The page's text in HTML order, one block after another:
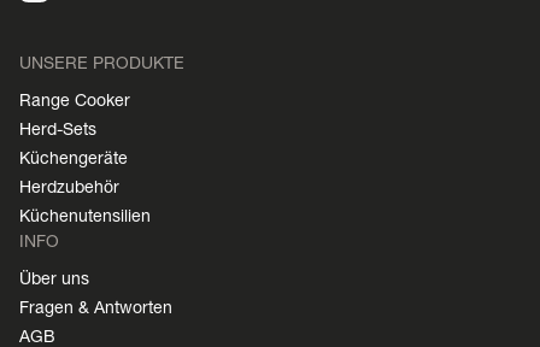
UNSERE PRODUKTE
Range Cooker
Herd-Sets
Küchengeräte
Herdzubehör
Küchenutensilien
INFO
Über uns
Fragen & Antworten
AGB